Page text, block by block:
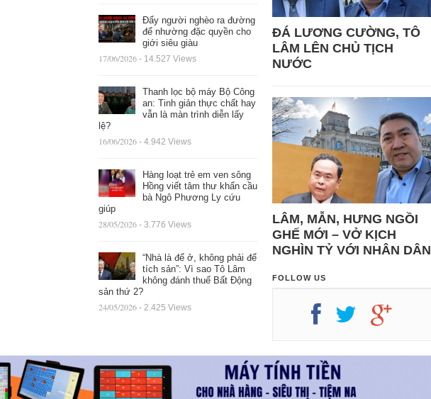
Đẩy người nghèo ra đường
để nhường đặc quyền cho
giới siêu giàu
17/06/2026 - 14.527 Views
Thanh lọc bộ máy Bộ Công
an: Tinh giản thực chất hay
vẫn là màn trình diễn lấy
lệ?
16/06/2026 - 4.942 Views
Hàng loạt trẻ em ven sông
Hồng viết tâm thư khẩn cầu
bà Ngô Phương Ly cứu
giúp
28/05/2026 - 3.776 Views
“Nhà là để ở, không phải để
tích sản”: Vì sao Tô Lâm
không đánh thuế Bất Động
sản thứ 2?
24/05/2026 - 2.425 Views
ĐÁ LƯƠNG CƯỜNG, TÔ
LÂM LÊN CHỦ TỊCH
NƯỚC
LÂM, MẪN, HƯNG NGỒI
GHẾ MỚI – VỞ KỊCH
NGHÌN TỶ VỚI NHÂN DÂN
FOLLOW US